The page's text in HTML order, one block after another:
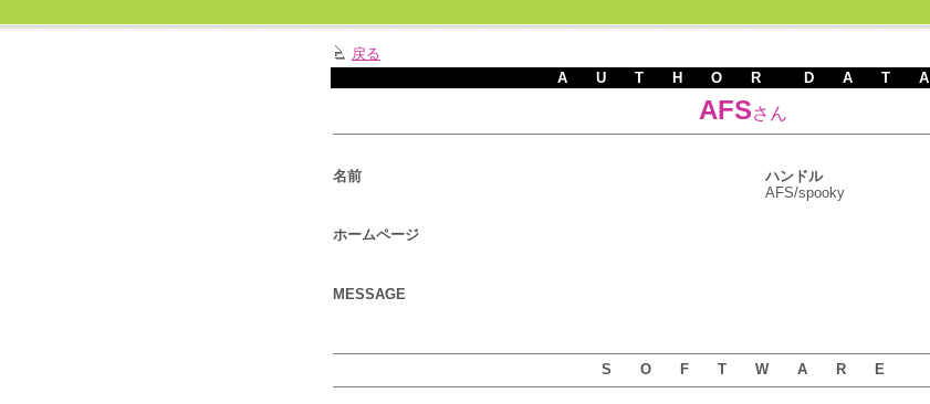
戻る
A U T H O R D A T A
AFSさん
名前
ハンドル
AFS/spooky
ホームページ
MESSAGE
S O F T W A R E